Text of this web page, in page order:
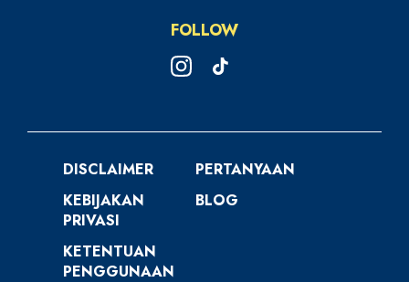
FOLLOW
DISCLAIMER
KEBIJAKAN
PRIVASI
KETENTUAN
PENGGUNAAN
PERTANYAAN
BLOG